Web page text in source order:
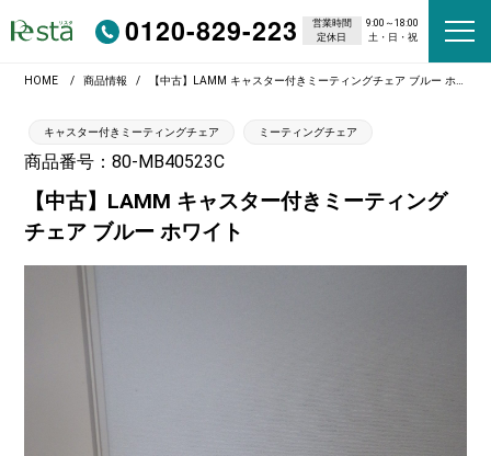
0120-829-223 営業時間
9:00～18:00
定休日
土・日・祝
HOME 商品情報 【中古】LAMM キャスター付きミーティングチェア ブルー ホワイト
キャスター付きミーティングチェア ミーティングチェア
商品番号：80-MB40523C
【中古】LAMM キャスター付きミーティング
チェア ブルー ホワイト